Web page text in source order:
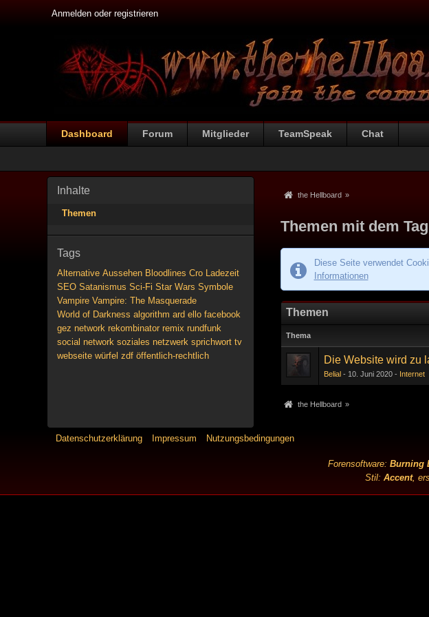
Anmelden oder registrieren
Dashboard Forum Mitglieder TeamSpeak Chat
Inhalte
Themen
Tags
Alternative Aussehen Bloodlines Cro Ladezeit
SEO Satanismus Sci-Fi Star Wars Symbole
Vampire Vampire: The Masquerade
World of Darkness algorithm ard ello facebook
gez network rekombinator remix rundfunk
social network soziales netzwerk sprichwort tv
webseite würfel zdf öffentlich-rechtlich
the Hellboard »
Themen mit dem
Diese Seite verwendet
Informationen
Themen
Thema
Die Website wird zu
Belial 10. Juni 2020 Internet
the Hellboard »
Datenschutzerklärung Impressum Nutzungsbedingungen
Forensoftware: Burning
Stil: Accent,